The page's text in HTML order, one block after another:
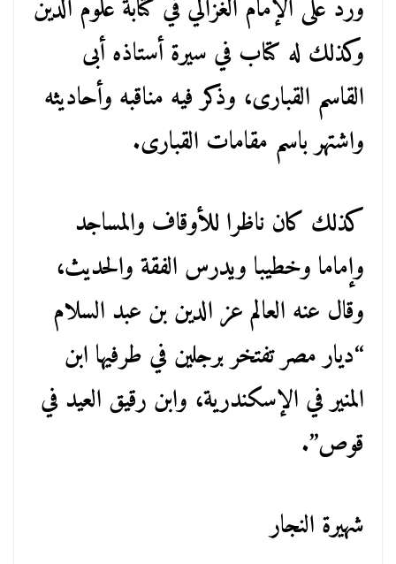
ورد على الإمام الغزالي في كتابة علوم الدين
وكذلك له كتاب في سيرة أستاذه أبى
القاسم القبارى، وذكر فيه مناقبه وأحاديثه
واشتهر باسم مقامات القبارى.
كذلك كان ناظرا للأوقاف والمساجد
وإماما وخطيبا ويدرس الفقة والحديث،
وقال عنه العالم عز الدين بن عبد السلام
“ديار مصر تفتخر برجلين في طرفيها ابن
المنير في الإسكندرية، وابن رقيق العيد في
قوص”.
شهيرة النجار